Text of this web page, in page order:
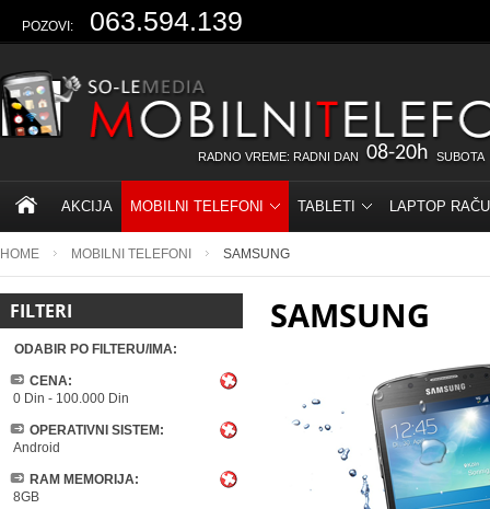
POZOVI: 063.594.139
RADNO VREME: RADNI DAN 08-20h SUBOTA
AKCIJA MOBILNI TELEFONI TABLETI LAPTOP
HOME MOBILNI TELEFONI SAMSUNG
FILTERI
ODABIR PO FILTERU/IMA:
CENA:
0 Din - 100.000 Din
OPERATIVNI SISTEM:
Android
RAM MEMORIJA:
8GB
SAMSUNG